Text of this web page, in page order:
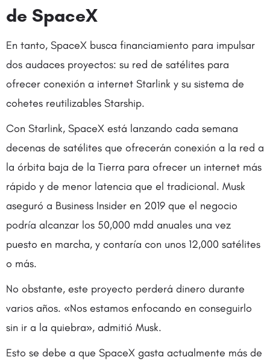
de SpaceX
En tanto, SpaceX busca financiamiento para impulsar
dos audaces proyectos: su red de satélites para
ofrecer conexión a internet Starlink y su sistema de
cohetes reutilizables Starship.
Con Starlink, SpaceX está lanzando cada semana
decenas de satélites que ofrecerán conexión a la red a
la órbita baja de la Tierra para ofrecer un internet más
rápido y de menor latencia que el tradicional. Musk
aseguró a Business Insider en 2019 que el negocio
podría alcanzar los 50,000 mdd anuales una vez
puesto en marcha, y contaría con unos 12,000 satélites
o más.
No obstante, este proyecto perderá dinero durante
varios años. «Nos estamos enfocando en conseguirlo
sin ir a la quiebra», admitió Musk.
Esto se debe a que SpaceX gasta actualmente más de